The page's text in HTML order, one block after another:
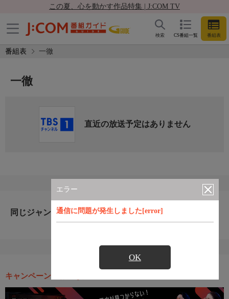
この夏、心を動かす作品特集 | J:COM TV
CS番組一覧 番組表
検索
番組表 一徹
エラー
通信に問題が発生しました[error]
OK
一徹
直近の放送予定はありません
同じジャンルのおすすめ番組
キャンペーン・お得な情報